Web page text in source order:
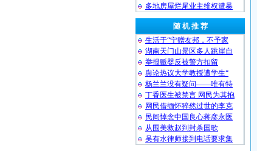
多地房屋烂尾业主维权遭暴
随 机 推 荐
生活于“宁赠友邦，不予家
湖南天门山景区多人跳崖自
举报贩婴反被警方扣留
舆论热议大学教授遭学生“
杨兰兰没有疑问——唯有特
丁香医生被禁言 网民为其抱
网民借缅怀猝然过世的李克
民间悼念中国良心蒋彦永医
从围美救赵到封杀国歌
吴有水律师接到电话要求集